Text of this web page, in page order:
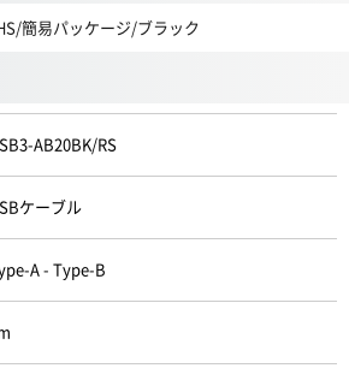
簡易パッケージ/ブラック
AB20BK/RS
ケーブル
A - Type-B